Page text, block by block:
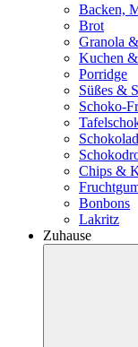
Backen,
Brot
Granola
Kuchen
Porridge
Süßes &
Schoko-
Chips &
Bonbons
Lakritz
Zuhause